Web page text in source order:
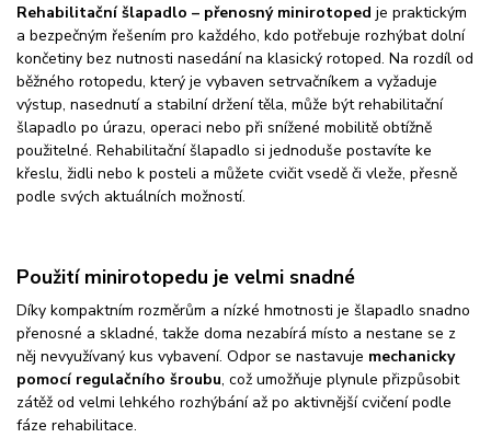
Rehabilitační šlapadlo – přenosný minirotoped je praktickým
a bezpečným řešením pro každého, kdo potřebuje rozhýbat dolní
končetiny bez nutnosti nasedání na klasický rotoped. Na rozdíl od
běžného rotopedu, který je vybaven setrvačníkem a vyžaduje
výstup, nasednutí a stabilní držení těla, může být rehabilitační
šlapadlo po úrazu, operaci nebo při snížené mobilitě obtížně
použitelné. Rehabilitační šlapadlo si jednoduše postavíte ke
křeslu, židli nebo k posteli a můžete cvičit vsedě či vleže, přesně
podle svých aktuálních možností.
Použití minirotopedu je velmi snadné
Díky kompaktním rozměrům a nízké hmotnosti je šlapadlo snadno
přenosné a skladné, takže doma nezabírá místo a nestane se z
něj nevyužívaný kus vybavení. Odpor se nastavuje mechanicky
pomocí regulačního šroubu, což umožňuje plynule přizpůsobit
zátěž od velmi lehkého rozhýbání až po aktivnější cvičení podle
fáze rehabilitace.